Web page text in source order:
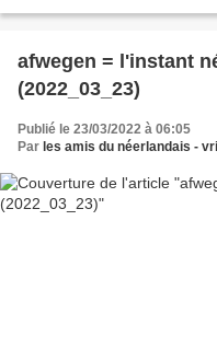
afwegen = l'instant
(2022_03_23)
Publié le 23/03/2022 à 06:05
Par les amis du néerlandais -